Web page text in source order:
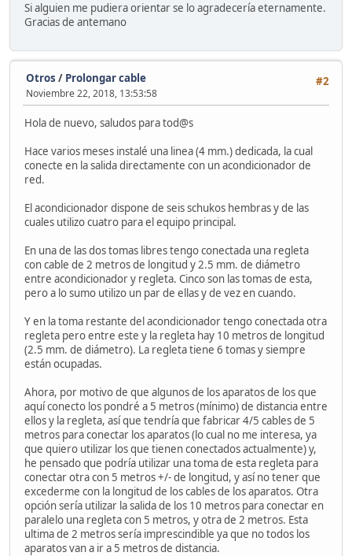
Si alguien me pudiera orientar se lo agradecería eternamente.
Gracias de antemano
#2
Otros / Prolongar cable
Noviembre 22, 2018, 13:53:58
Hola de nuevo, saludos para tod@s
Hace varios meses instalé una linea (4 mm.) dedicada, la cual
conecte en la salida directamente con un acondicionador de
red.
El acondicionador dispone de seis schukos hembras y de las
cuales utilizo cuatro para el equipo principal.
En una de las dos tomas libres tengo conectada una regleta
con cable de 2 metros de longitud y 2.5 mm. de diámetro
entre acondicionador y regleta. Cinco son las tomas de esta,
pero a lo sumo utilizo un par de ellas y de vez en cuando.
Y en la toma restante del acondicionador tengo conectada otra
regleta pero entre este y la regleta hay 10 metros de longitud
(2.5 mm. de diámetro). La regleta tiene 6 tomas y siempre
están ocupadas.
Ahora, por motivo de que algunos de los aparatos de los que
aquí conecto los pondré a 5 metros (mínimo) de distancia entre
ellos y la regleta, así que tendría que fabricar 4/5 cables de 5
metros para conectar los aparatos (lo cual no me interesa, ya
que quiero utilizar los que tienen conectados actualmente) y,
he pensado que podría utilizar una toma de esta regleta para
conectar otra con 5 metros +/- de longitud, y así no tener que
excederme con la longitud de los cables de los aparatos. Otra
opción sería utilizar la salida de los 10 metros para conectar en
paralelo una regleta con 5 metros, y otra de 2 metros. Esta
ultima de 2 metros sería imprescindible ya que no todos los
aparatos van a ir a 5 metros de distancia.